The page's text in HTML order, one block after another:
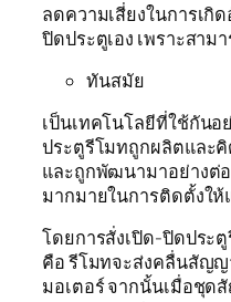
ลดความเสี่ยงในการเกิ
ปิดประตูเอง เพราะสา
ทันสมัย
เป็นเทคโนโลยีที่ใช้กันอ
ประตูรีโมทถูกผลิตและคิ
และถูกพัฒนามาอย่างต่
มากมายในการติดตั้งใ
โดยการสั่งเปิด-ปิดประ
คือ รีโมทจะส่งคลื่นสัญ
มอเตอร์ จากนั้นเมื่อชุ